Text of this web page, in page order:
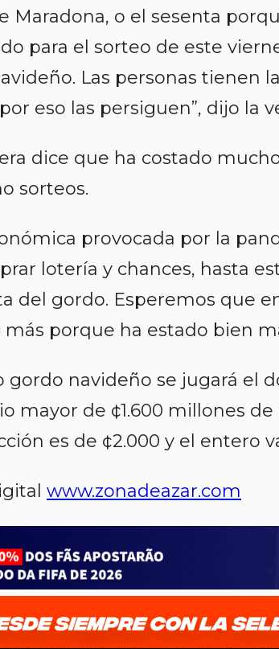
Maradona, o el sesenta
para el sorteo de este
Las personas tienen
eso las persiguen”, dijo la
dice que ha costado
sorteos.
provocada por la
lotería y chances, hasta
del gordo. Esperemos que
porque ha estado bien
gordo navideño se jugará el
mayor de ¢1.600 millones de
es de ¢2.000 y el entero
www.zonadeazar.com